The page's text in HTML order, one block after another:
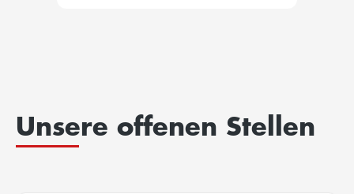
Unsere offenen Stellen